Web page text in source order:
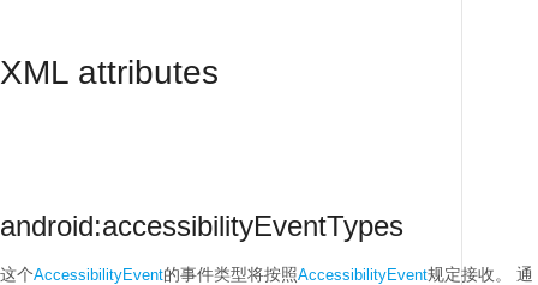
XML attributes
android:accessibilityEventTypes
这个AccessibilityEvent的事件类型将按照AccessibilityEvent规定接收。
通